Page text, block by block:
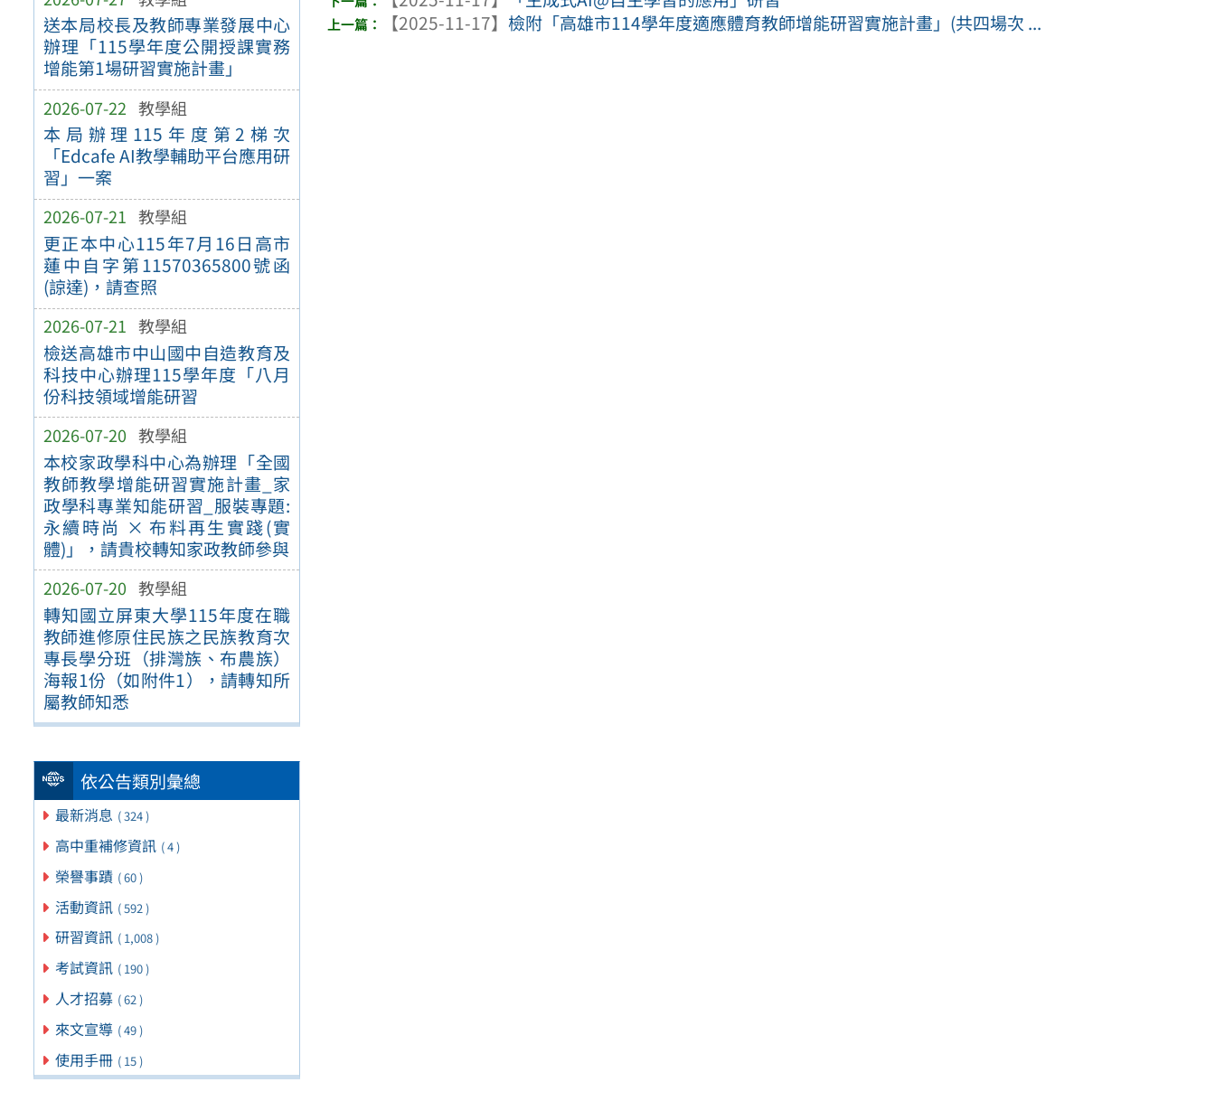
送本局校長及教師專業發展中心
辦理「115學年度公開授課實務
增能第1場研習實施計畫」
2026-07-22 教學組
本局辦理115年度第2梯次
「Edcafe AI教學輔助平台應用研
習」一案
2026-07-21 教學組
更正本中心115年7月16日高市
蓮中自字第11570365800號函
(諒達)，請查照
2026-07-21 教學組
檢送高雄市中山國中自造教育及
科技中心辦理115學年度「八月
份科技領域增能研習
2026-07-20 教學組
本校家政學科中心為辦理「全國
教師教學增能研習實施計畫_家
政學科專業知能研習_服裝專題:
永續時尚 × 布料再生實踐(實
體)」，請貴校轉知家政教師參與
2026-07-20 教學組
轉知國立屏東大學115年度在職
教師進修原住民族之民族教育次
專長學分班（排灣族、布農族）
海報1份（如附件1），請轉知所
屬教師知悉
依公告類別彙總
最新消息 ( 324 )
高中重補修資訊 ( 4 )
榮譽事蹟 ( 60 )
活動資訊 ( 592 )
研習資訊 ( 1,008 )
考試資訊 ( 190 )
人才招募 ( 62 )
來文宣導 ( 49 )
使用手冊 ( 15 )
【2025-11-17】 檢附「高雄市114學年度適應體育教師增能研習實施計畫」(共四場次 ...